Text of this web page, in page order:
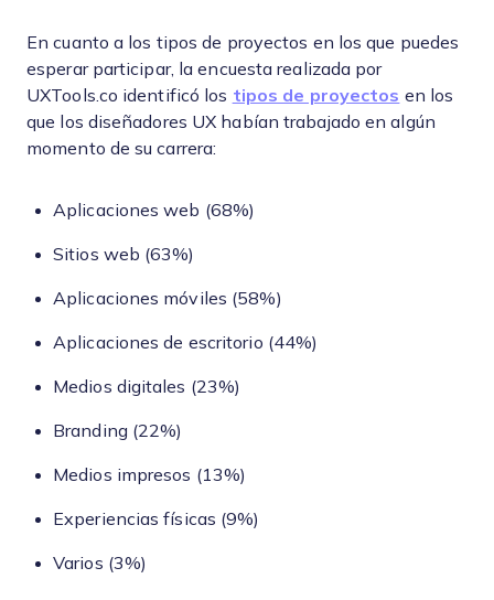
En cuanto a los tipos de proyectos en los que puedes
esperar participar, la encuesta realizada por
UXTools.co identificó los tipos de proyectos en los
que los diseñadores UX habían trabajado en algún
momento de su carrera:
Aplicaciones web (68%)
Sitios web (63%)
Aplicaciones móviles (58%)
Aplicaciones de escritorio (44%)
Medios digitales (23%)
Branding (22%)
Medios impresos (13%)
Experiencias físicas (9%)
Varios (3%)